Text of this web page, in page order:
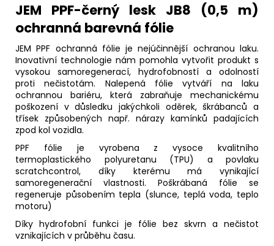
JEM PPF-černý lesk JB8 (0,5 m)
ochranná barevná fólie
JEM PPF ochranná fólie je nejúčinnější ochranou laku.
Inovativní technologie nám pomohla vytvořit produkt s
vysokou samoregenerací, hydrofobností a odolností
proti nečistotám. Nalepená fólie vytváří na laku
ochrannou bariéru, která zabraňuje mechanickému
poškození v důsledku jakýchkoli oděrek, škrábanců a
třísek způsobených např. nárazy kamínků padajících
zpod kol vozidla.
PPF fólie je vyrobena z vysoce kvalitního
termoplastického polyuretanu (TPU) a povlaku
scratchcontrol, díky kterému má vynikající
samoregenerační vlastnosti. Poškrábaná fólie se
regeneruje působením tepla (slunce, teplá voda, teplo
motoru)
Díky hydrofobní funkci je fólie bez skvrn a nečistot
vznikajících v průběhu času.